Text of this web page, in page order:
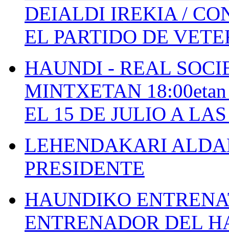
DEIALDI IREKIA /
EL PARTIDO DE
HAUNDI - REAL
MINTXETAN
EL 15 DE JULIO A
LEHENDAKARI
PRESIDENTE
HAUNDIKO
ENTRENADOR DEL